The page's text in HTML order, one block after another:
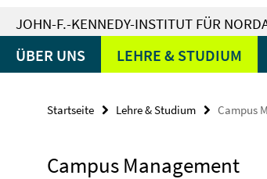
JOHN-F.-KENNEDY-INSTITUT FÜR
ÜBER UNS LEHRE & STUDIUM
Startseite Lehre & Studium Campus
Campus Management